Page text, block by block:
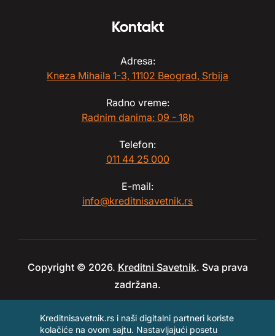
Kontakt
Adresa:
Kneza Mihaila 1-3, 11102 Beograd, Srbija
Radno vreme:
Radnim danima: 09 - 18h
Telefon:
011 44 25 000
E-mail:
info@kreditnisavetnik.rs
Copyright © 2026. Kreditni Savetnik. Sva prava
zadržana.
Kreditnisavetnik.rs i naši digitalni partneri koriste
kolačiće na ovom sajtu. Nastavljajući posetu